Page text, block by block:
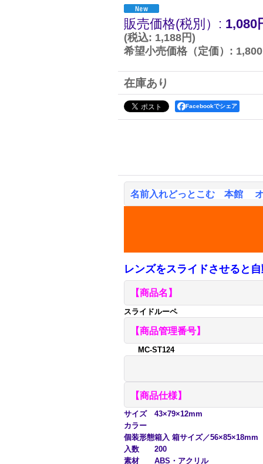
販売価格(税別） : 1,080
(税込: 1,188円)
希望小売価格（定価） :
在庫あり
Facebookでシェア
名前入れどっとこむ 本館 オ
レンズをスライドさせると
【商品名】
スライドルーペ
【商品管理番号】
MC-ST124
【商品仕様】
サイズ
43×79×12mm
カラー
個装形態箱入 箱サイズ／56×85×18mm
入数
200
素材
ABS・アクリル